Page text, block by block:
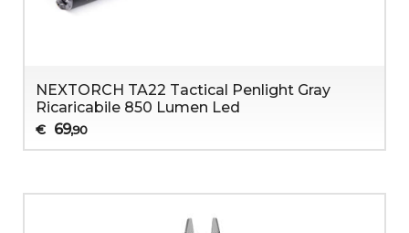
NEXTORCH TA22 Tactical Penlight Gray
Ricaricabile 850 Lumen Led
€ 69,90